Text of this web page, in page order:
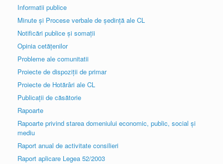
Informatii publice
Minute și Procese verbale de ședință ale CL
Notificări publice și somații
Opinia cetățenilor
Probleme ale comunitatii
Proiecte de dispoziții de primar
Proiecte de Hotărâri ale CL
Publicații de căsătorie
Rapoarte
Rapoarte privind starea domeniului economic, public, social și
mediu
Raport anual de activitate consilieri
Raport aplicare Legea 52/2003